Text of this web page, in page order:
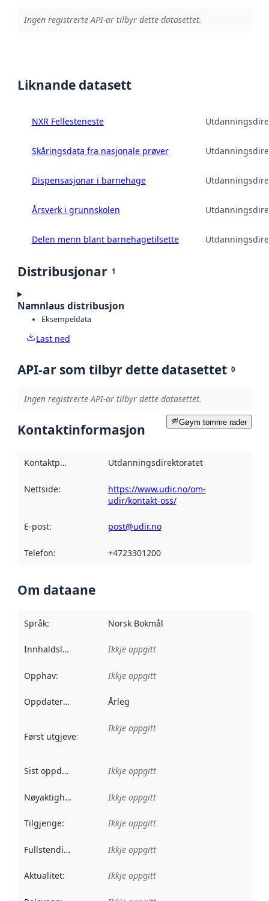
Ingen registrerte API-ar tilbyr dette datasettet.
Liknande datasett
NXR Fellesteneste
Skåringsdata fra nasjonale prøver
Dispensasjonar i barnehage
Årsverk i grunnskolen
Delen menn blant barnehagetilsette
Distribusjonar 1
Namnlaus distribusjon
Eksempeldata
Last ned
API-ar som tilbyr dette datasettet 0
Ingen registrerte API-ar tilbyr dette datasettet.
Gøym tomme rader
Kontaktinformasjon
Kontaktpunkt Utdanningsdirektoratet
Nettside:
https://www.udir.no/om-
udir/kontakt-oss/
E-post: post@udir.no
Telefon: +4723301200
Om dataane
Språk: Norsk Bokmål
Innhaldsleverandørar :
Ikkje oppgitt
Opphav: Ikkje oppgitt
Oppdateringsfrekvens :
Årleg
Først utgjeve: Denne datoen seier når dataa i dette
Ikkje oppgitt
Sist oppdatert Ikkje oppgitt
Nøyaktigheit Ikkje oppgitt
Tilgjenge: Ikkje oppgitt
Fullstendigheit Ikkje oppgitt
Aktualitet: Ikkje oppgitt